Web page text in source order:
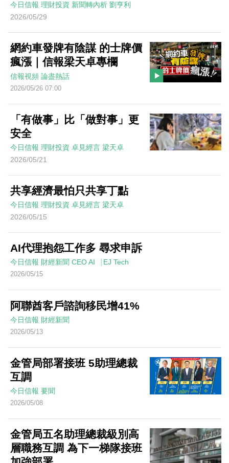
今日信報 理財投資 新聞轉內析 劉亨利
2026/05/29
網約車發牌有陰謀 的士牌價
瘋漲｜信報梁天卓專欄
信報視頻 論盡熱話
2026/05/26 07:00
「有做事」比「做對事」更
安全
今日信報 理財投資 卓見經言 梁天卓
2026/05/21
共享經濟最怕只共享丁點
今日信報 理財投資 卓見經言 梁天卓
2026/05/15
AI代理抱怨工作多 尋求申訴
今日信報 財經新聞 CEO AI⎹ EJ Tech
2026/05/15
阿聯酋客戶諮詢移民增41%
今日信報 財經新聞
2026/05/13
金管局部署接班 5助理總裁
互調
今日信報 要聞
2026/05/08
金管局五名助理總裁級別高
層職務互調 為下一梯隊接班